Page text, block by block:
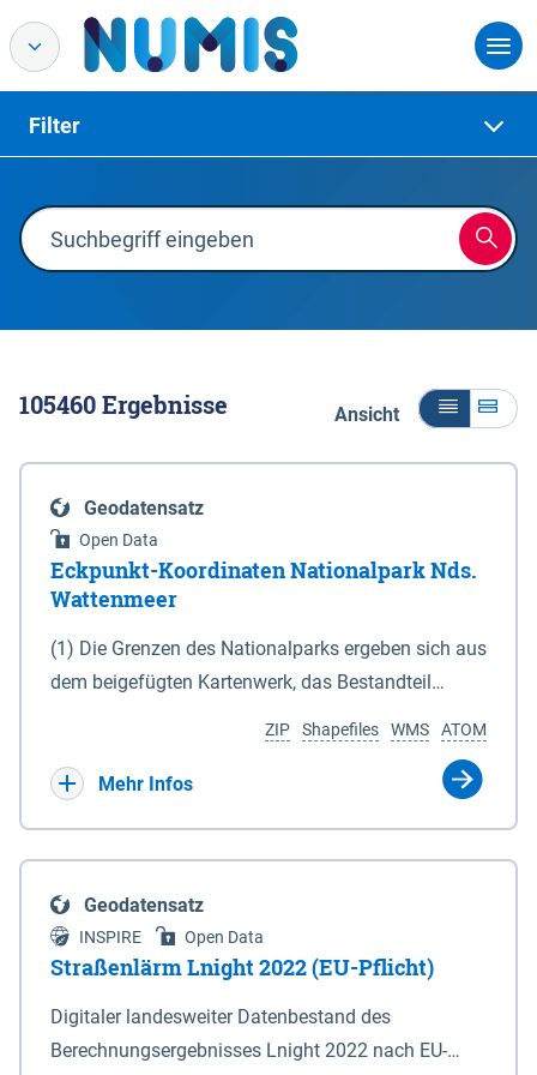
Filter
105460Ergebnisse Ansicht
Geodatensatz
Open Data
Eckpunkt-Koordinaten Nationalpark Nds.
Wattenmeer
(1) Die Grenzen des Nationalparks ergeben sich aus
dem beigefügten Kartenwerk, das Bestandteil
(DTK) im Maßstab 1 : 100 000 (Anlage 2), 2.
verkleinerte Amtliche Karte 1 : 5 000 (AK5) im
projizierte Koordinaten im Europäischen
Terrestrischen Referenzsystem 1989 (ETRS 89) mit
der Universalen Transversalen Mercator-Abbildung
bezogen auf die Zone 32 N (UTM 32N) dargestellt
(Anlage 4); Gleiches gilt für die geografischen
ATOM
WMS
Shapefiles
ZIP
Mehr Infos
Geodatensatz
INSPIRE Open Data
Straßenlärm Lnight 2022 (EU-Pflicht)
Digitaler landesweiter Datenbestand des
Berechnungsergebnisses Lnight 2022 nach EU-